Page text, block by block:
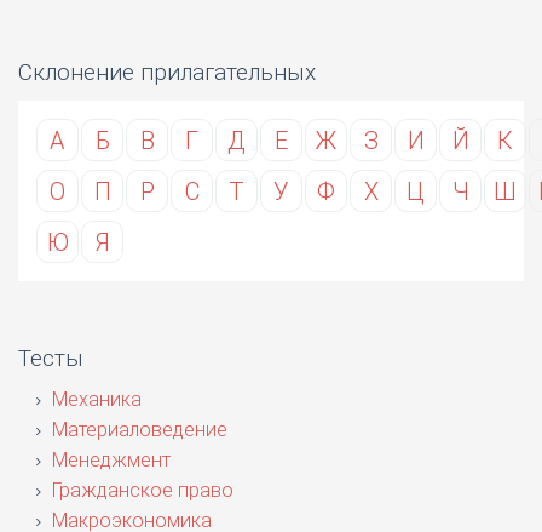
Склонение прилагательных
А Б В Г Д Е Ж З И Й К
О
П Р С Т У Ф Х Ц Ч Ш
Ю
Я
Тесты
Механика
Материаловедение
Менеджмент
Гражданское право
Макроэкономика